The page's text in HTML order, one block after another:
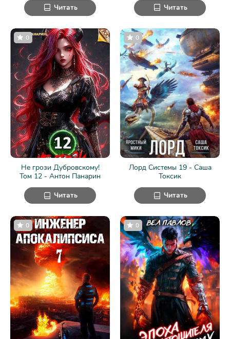
Читать Читать
Не грози Дубровскому!
Том 12 - Антон Панарин
0
Читать
Лорд Системы 19 - Саша
Токсик
0
Читать
0 0